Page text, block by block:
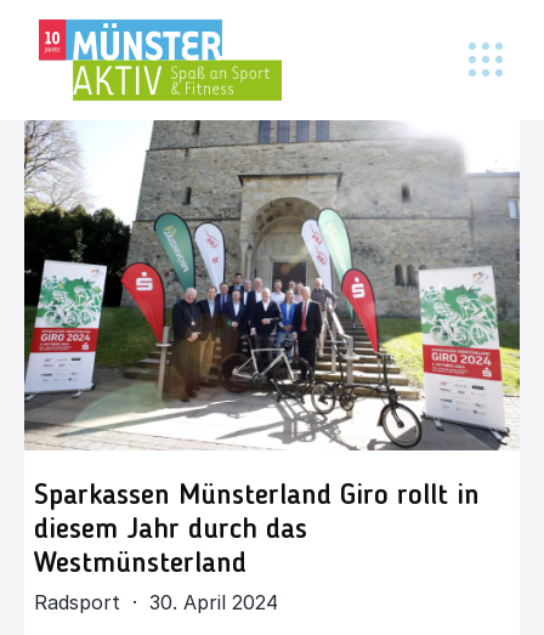
Sparkassen Münsterland Giro rollt in
diesem Jahr durch das
Westmünsterland
Radsport · 30. April 2024